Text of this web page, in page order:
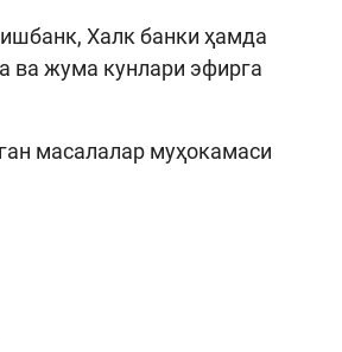
Халк банки ҳамда
ва жума кунлари эфирга
масалалар муҳокамаси